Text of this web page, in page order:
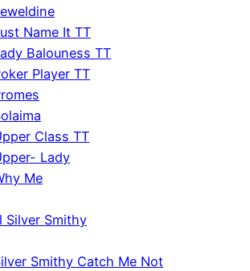
Name It TT
Balouness TT
Player TT
Class TT
Lady
Me
Silver Smithy
Smithy Catch Me Not